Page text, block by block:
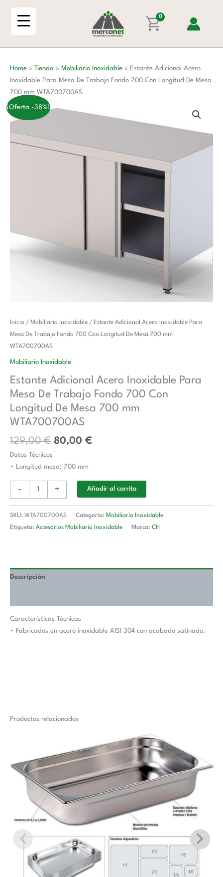
0
Home » Tienda » Mobiliario Inoxidable » Estante Adicional Acero
Inoxidable Para Mesa De Trabajo Fondo 700 Con Longitud De Mesa
700 mm WTA700700AS
¡Oferta -38%!
Inicio / Mobiliario Inoxidable / Estante Adicional Acero Inoxidable Para
Mesa De Trabajo Fondo 700 Con Longitud De Mesa 700 mm
WTA700700AS
Mobiliario Inoxidable
Estante Adicional Acero Inoxidable Para
Mesa De Trabajo Fondo 700 Con
Longitud De Mesa 700 mm
WTA700700AS
129,00€
El
precio
era:
80,00 €
El
precio
Datos Técnicos
• Longitud mesa: 700 mm
-
Estante
Adicional
Acero
Inoxidable
Mesa
De
Trabajo
Fondo
Con
Longitud
De
700
WTA700700AS
cantidad
+ Añadir al carrito
SKU: WTA700700AS Categoría: Mobiliario Inoxidable
Etiqueta: Accesorios Mobiliario Inoxidable Marca: CH
Descripción
Características Técnicas
• Fabricados en acero inoxidable AISI 304 con acabado satinado.
Productos relacionados
Para
Mesa
De
Fondo
700
Con
Longitud
De
700